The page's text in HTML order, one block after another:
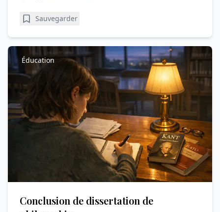
Sauvegarder
Éducation
Conclusion de dissertation de